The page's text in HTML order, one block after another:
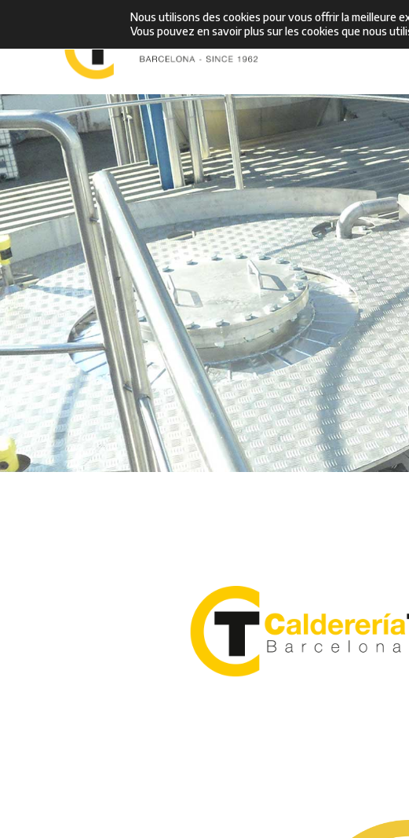
Accueil
Nous utilisons des cookies pour vous offrir la meilleure
Vous pouvez en savoir plus sur les cookies que nous